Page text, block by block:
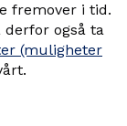
fremover i tid.
også ta
(muligheter